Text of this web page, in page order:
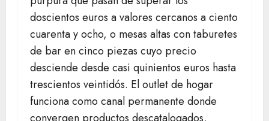
doscientos euros a valores cercanos a ciento
cuarenta y ocho, o mesas altas con taburetes
de bar en cinco piezas cuyo precio
desciende desde casi quinientos euros hasta
trescientos veintidós. El outlet de hogar
funciona como canal permanente donde